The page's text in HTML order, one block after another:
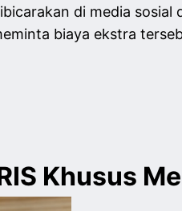
di media sosial
biaya ekstra
Khusus